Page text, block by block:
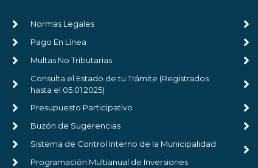
Normas Legales
Pago En Línea
Multas No Tributarias
Consulta el Estado de tu Trámite (Registrados
hasta el 05.01.2025)
Presupuesto Participativo
Buzón de Sugerencias
Sistema de Control Interno de la Municipalidad
Programación Multianual de Inversiones